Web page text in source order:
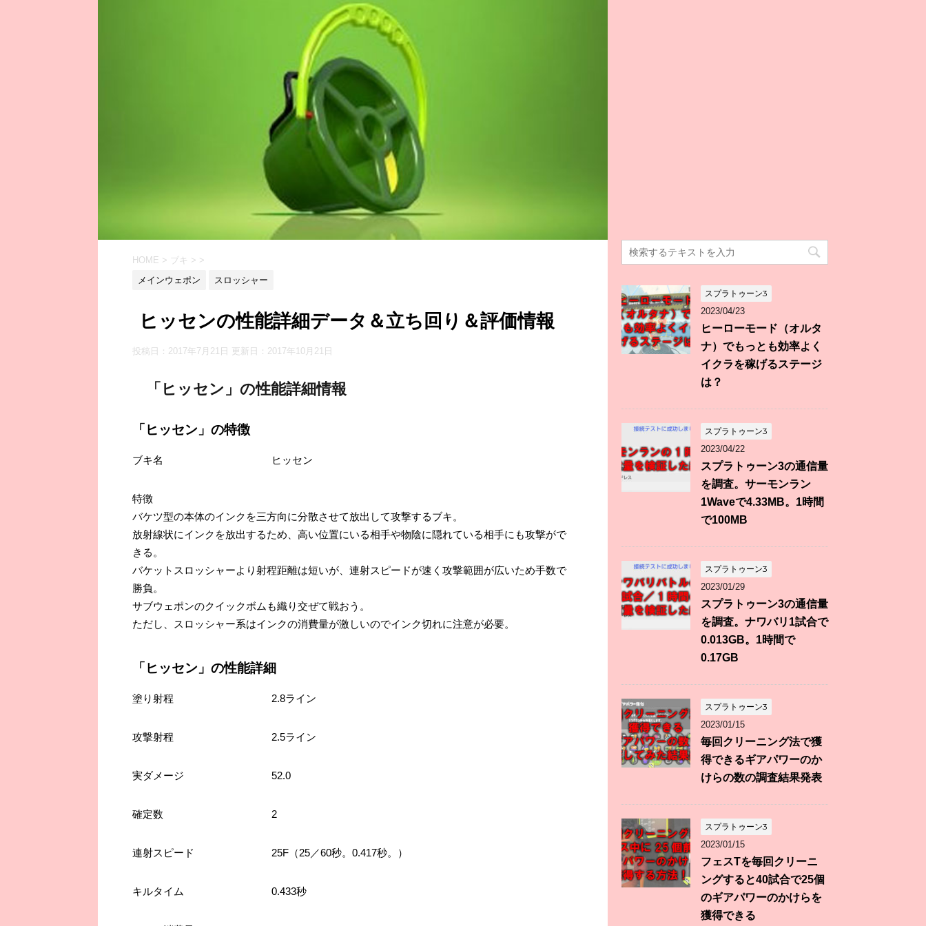
HOME > ブキ > >
メインウェポン スロッシャー
ヒッセンの性能詳細データ＆立ち回り＆評価情報
投稿日：2017年7月21日 更新日： 2017年10月21日
「ヒッセン」の性能詳細情報
「ヒッセン」の特徴
ブキ名 ヒッセン
特徴
バケツ型の本体のインクを三方向に分散させて放出して攻撃するブキ。
放射線状にインクを放出するため、高い位置にいる相手や物陰に隠れている相手にも攻撃がで
きる。
バケットスロッシャーより射程距離は短いが、連射スピードが速く攻撃範囲が広いため手数で
勝負。
サブウェポンのクイックボムも織り交ぜて戦おう。
ただし、スロッシャー系はインクの消費量が激しいのでインク切れに注意が必要。
「ヒッセン」の性能詳細
塗り射程 2.8ライン
攻撃射程 2.5ライン
実ダメージ 52.0
確定数 2
連射スピード 25F（25／60秒。0.417秒。）
キルタイム 0.433秒
スプラトゥーン3
2023/04/23
ヒーローモード（オルタ
ナ）でもっとも効率よく
イクラを稼げるステージ
は？
スプラトゥーン3
2023/04/22
スプラトゥーン3の通信量
を調査。サーモンラン
1Waveで4.33MB。1時間
で100MB
スプラトゥーン3
2023/01/29
スプラトゥーン3の通信量
を調査。ナワバリ1試合で
0.013GB。1時間で
0.17GB
スプラトゥーン3
2023/01/15
毎回クリーニング法で獲
得できるギアパワーのか
けらの数の調査結果発表
スプラトゥーン3
2023/01/15
フェスTを毎回クリーニ
ングすると40試合で25個
のギアパワーのかけらを
獲得できる